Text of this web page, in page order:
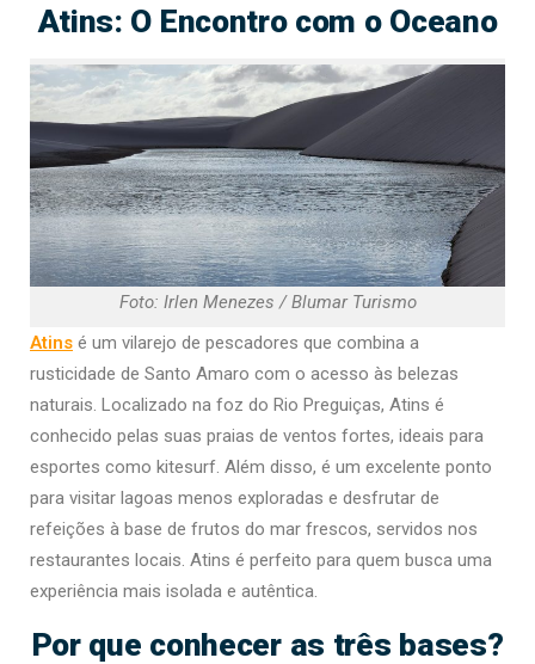
Atins: O Encontro com o Oceano
Foto: Irlen Menezes / Blumar Turismo
Atins é um vilarejo de pescadores que combina a
rusticidade de Santo Amaro com o acesso às belezas
naturais. Localizado na foz do Rio Preguiças, Atins é
conhecido pelas suas praias de ventos fortes, ideais para
esportes como kitesurf. Além disso, é um excelente ponto
para visitar lagoas menos exploradas e desfrutar de
refeições à base de frutos do mar frescos, servidos nos
restaurantes locais. Atins é perfeito para quem busca uma
experiência mais isolada e autêntica.
Por que conhecer as três bases?